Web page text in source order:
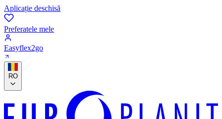
Aplicație deschisă
Preferatele mele
Easyflex2go
RO